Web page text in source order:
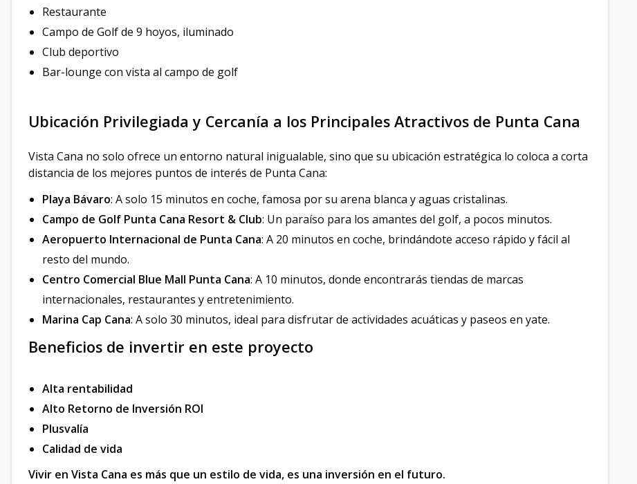
Restaurante
Campo de Golf de 9 hoyos, iluminado
Club deportivo
Bar-lounge con vista al campo de golf
Ubicación Privilegiada y Cercanía a los Principales Atractivos de Punta Cana
Vista Cana no solo ofrece un entorno natural inigualable, sino que su ubicación estratégica lo coloca a corta
distancia de los mejores puntos de interés de Punta Cana:
Playa Bávaro: A solo 15 minutos en coche, famosa por su arena blanca y aguas cristalinas.
Campo de Golf Punta Cana Resort & Club: Un paraíso para los amantes del golf, a pocos minutos.
Aeropuerto Internacional de Punta Cana: A 20 minutos en coche, brindándote acceso rápido y fácil al
resto del mundo.
Centro Comercial Blue Mall Punta Cana: A 10 minutos, donde encontrarás tiendas de marcas
internacionales, restaurantes y entretenimiento.
Marina Cap Cana: A solo 30 minutos, ideal para disfrutar de actividades acuáticas y paseos en yate.
Beneficios de invertir en este proyecto
Alta rentabilidad
Alto Retorno de Inversión ROI
Plusvalía
Calidad de vida
Vivir en Vista Cana es más que un estilo de vida, es una inversión en el futuro.